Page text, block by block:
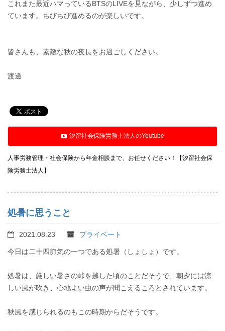
これまた最近ハマっているBTSのLIVEを見ながら、少しずつ進め
ています。ちびちび進めるのが楽しいです。
皆さんも、素敵な秋の夜長をお過ごしください。
渡邊
汐留社会保険労務士法人のYoutube
人事労務管理・社会保険から年金相談まで、お任せください！【汐留社会保
険労務士法人】
処暑に思うこと
2021.08.23 プライベート
今日は二十四節気の一つである処暑（しょしょ）です。
処暑は、厳しい暑さの峠を越した頃のことだそうで、朝夕には涼
しい風が吹き、心地よい虫の声が聞こえるころとされています。
秋風を感じられるのもこの時期からだそうです。